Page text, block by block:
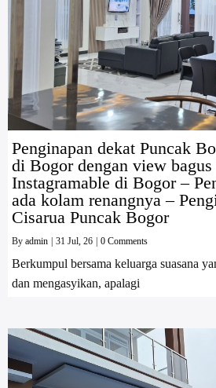
Penginapan dekat Puncak
di Bogor dengan view bagus
Instagramable di Bogor –
ada kolam renangnya –
Cisarua Puncak Bogor
By admin | 31 Jul, 26 | 0 Comments
Berkumpul bersama keluarga suasana
dan mengasyikan, apalagi